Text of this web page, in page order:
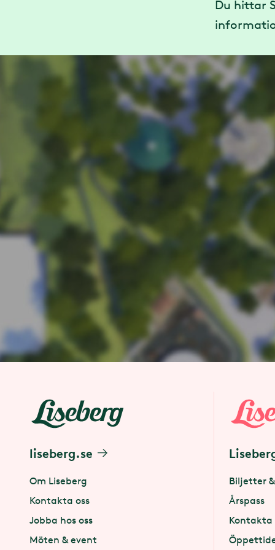
Du hittar
liseberg.se
Om Liseberg
Kontakta oss
Jobba hos oss
Möten & event
Biljetter
Årspass
Kontakta